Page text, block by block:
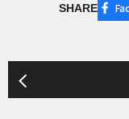
SHARE